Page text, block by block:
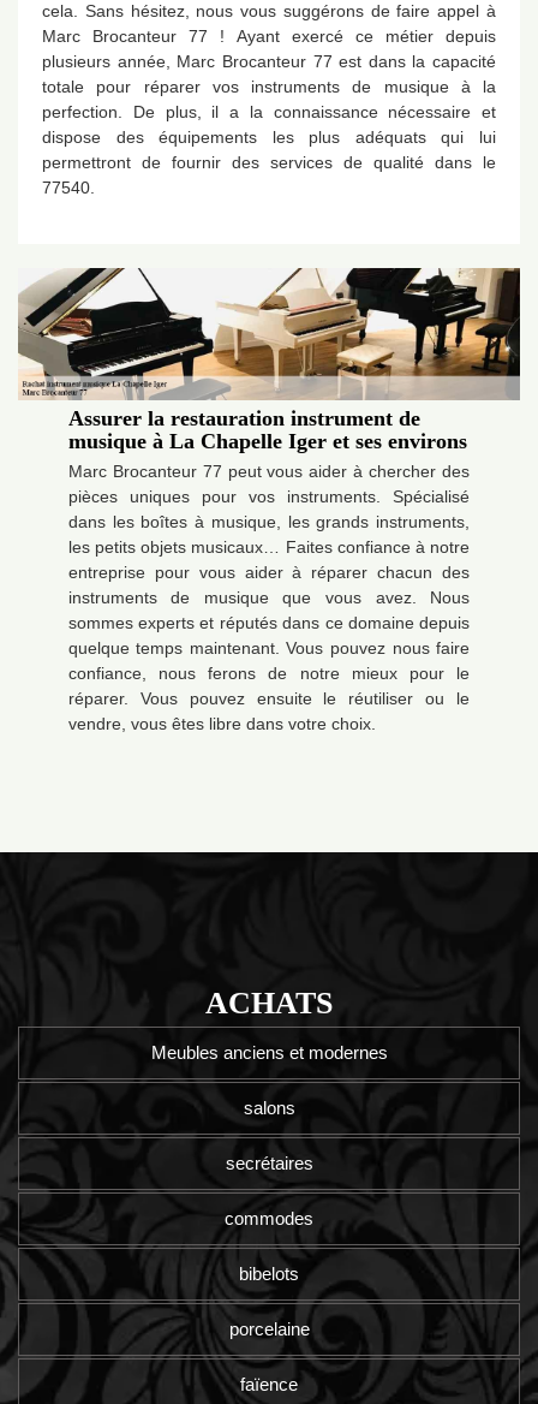
cela. Sans hésitez, nous vous suggérons de faire appel à
Marc Brocanteur 77 ! Ayant exercé ce métier depuis
plusieurs année, Marc Brocanteur 77 est dans la capacité
totale pour réparer vos instruments de musique à la
perfection. De plus, il a la connaissance nécessaire et
dispose des équipements les plus adéquats qui lui
permettront de fournir des services de qualité dans le
77540.
Assurer la restauration instrument de
musique à La Chapelle Iger et ses environs
Marc Brocanteur 77 peut vous aider à chercher des
pièces uniques pour vos instruments. Spécialisé
dans les boîtes à musique, les grands instruments,
les petits objets musicaux… Faites confiance à notre
entreprise pour vous aider à réparer chacun des
instruments de musique que vous avez. Nous
sommes experts et réputés dans ce domaine depuis
quelque temps maintenant. Vous pouvez nous faire
confiance, nous ferons de notre mieux pour le
réparer. Vous pouvez ensuite le réutiliser ou le
vendre, vous êtes libre dans votre choix.
ACHATS
Meubles anciens et modernes
salons
secrétaires
commodes
bibelots
porcelaine
faïence